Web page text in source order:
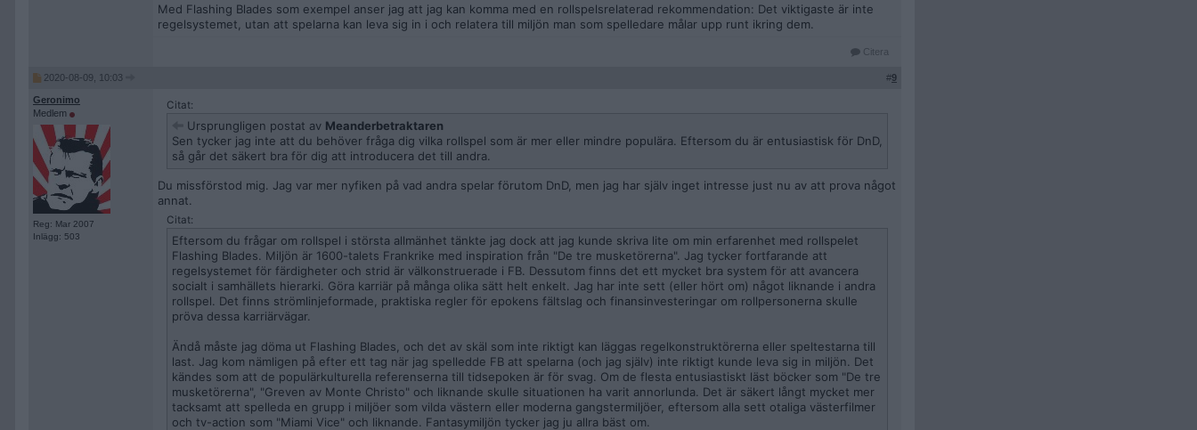
Med Flashing Blades som exempel anser jag att jag kan komma med en rollspelsrelaterad rekommendation: Det viktigaste är inte
regelsystemet, utan att spelarna kan leva sig in i och relatera till miljön man som spelledare målar upp runt ikring dem.
Citera
2020-08-09, 10:03 #9
Geronimo
Medlem
Reg: Mar 2007
Inlägg: 503
Citat:
Ursprungligen postat av Meanderbetraktaren
Sen tycker jag inte att du behöver fråga dig vilka rollspel som är mer eller mindre populära. Eftersom du är entusiastisk för DnD,
så går det säkert bra för dig att introducera det till andra.
Du missförstod mig. Jag var mer nyfiken på vad andra spelar förutom DnD, men jag har själv inget intresse just nu av att prova något
annat.
Citat:
Eftersom du frågar om rollspel i största allmänhet tänkte jag dock att jag kunde skriva lite om min erfarenhet med rollspelet
Flashing Blades. Miljön är 1600-talets Frankrike med inspiration från "De tre musketörerna". Jag tycker fortfarande att
regelsystemet för färdigheter och strid är välkonstruerade i FB. Dessutom finns det ett mycket bra system för att avancera
socialt i samhällets hierarki. Göra karriär på många olika sätt helt enkelt. Jag har inte sett (eller hört om) något liknande i andra
rollspel. Det finns strömlinjeformade, praktiska regler för epokens fältslag och finansinvesteringar om rollpersonerna skulle
pröva dessa karriärvägar.
Ändå måste jag döma ut Flashing Blades, och det av skäl som inte riktigt kan läggas regelkonstruktörerna eller speltestarna till
last. Jag kom nämligen på efter ett tag när jag spelledde FB att spelarna (och jag själv) inte riktigt kunde leva sig in miljön. Det
kändes som att de populärkulturella referenserna till tidsepoken är för svag. Om de flesta entusiastiskt läst böcker som "De tre
musketörerna", "Greven av Monte Christo" och liknande skulle situationen ha varit annorlunda. Det är säkert långt mycket mer
tacksamt att spelleda en grupp i miljöer som vilda västern eller moderna gangstermiljöer, eftersom alla sett otaliga västerfilmer
och tv-action som "Miami Vice" och liknande. Fantasymiljön tycker jag ju allra bäst om.